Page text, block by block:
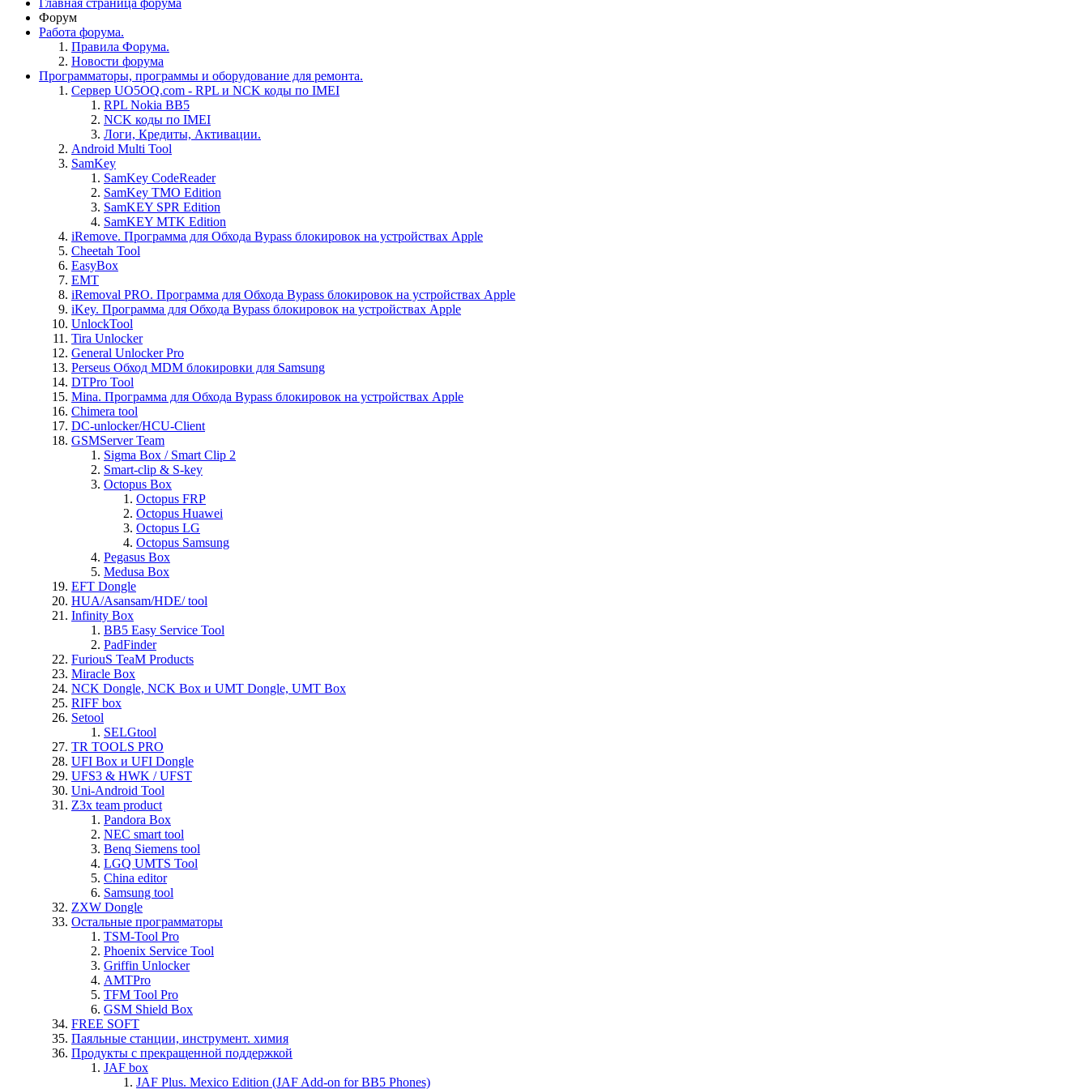
Главная страница форума
Форум
Работа форума.
Правила Форума.
Новости форума
Программаторы, программы и оборудование для ремонта.
Сервер UO5OQ.com - RPL и NCK коды по IMEI
RPL Nokia BB5
NCK коды по IMEI
Логи, Кредиты, Активации.
Android Multi Tool
SamKey
SamKey CodeReader
SamKey TMO Edition
SamKEY SPR Edition
SamKEY MTK Edition
iRemove. Программа для Обхода Bypass блокировок на устройствах Apple
Cheetah Tool
EasyBox
EMT
iRemoval PRO. Программа для Обхода Bypass блокировок на устройствах Apple
iKey. Программа для Обхода Bypass блокировок на устройствах Apple
UnlockTool
Tira Unlocker
General Unlocker Pro
Perseus Обход MDM блокировки для Samsung
DTPro Tool
Mina. Программа для Обхода Bypass блокировок на устройствах Apple
Chimera tool
DC-unlocker/HCU-Client
GSMServer Team
Sigma Box / Smart Clip 2
Smart-clip & S-key
Octopus Box
Octopus FRP
Octopus Huawei
Octopus LG
Octopus Samsung
Pegasus Box
Medusa Box
EFT Dongle
HUA/Asansam/HDE/ tool
Infinity Box
BB5 Easy Service Tool
PadFinder
FuriouS TeaM Products
Miracle Box
NCK Dongle, NCK Box и UMT Dongle, UMT Box
RIFF box
Setool
SELGtool
TR TOOLS PRO
UFI Box и UFI Dongle
UFS3 & HWK / UFST
Uni-Android Tool
Z3x team product
Pandora Box
NEC smart tool
Benq Siemens tool
LGQ UMTS Tool
China editor
Samsung tool
ZXW Dongle
Остальные программаторы
TSM-Tool Pro
Phoenix Service Tool
Griffin Unlocker
AMTPro
TFM Tool Pro
GSM Shield Box
FREE SOFT
Паяльные станции, инструмент. химия
Продукты с прекращенной поддержкой
JAF box
JAF Plus. Mexico Edition (JAF Add-on for BB5 Phones)